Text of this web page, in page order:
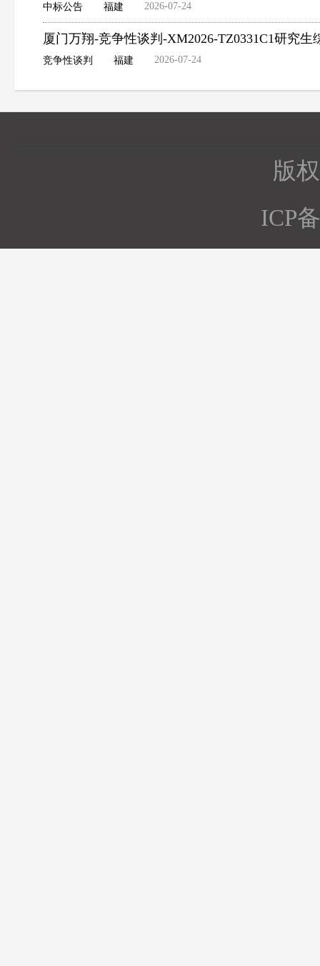
中标公告 福建 2026-07-24
厦门万翔-竞争性谈判-XM2026-TZ0331C1研究
竞争性谈判 福建 2026-07-24
版
ICP